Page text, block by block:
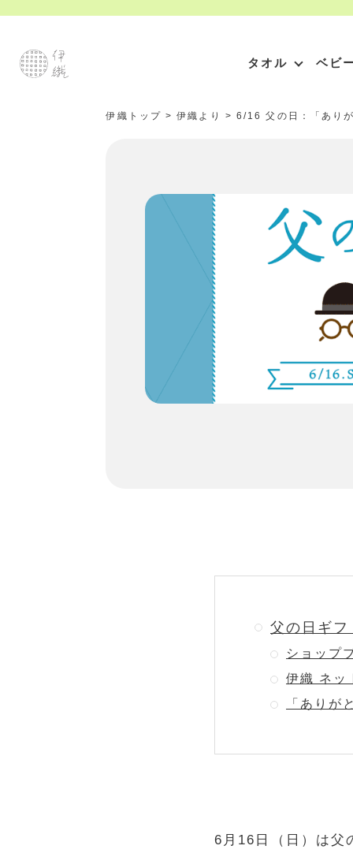
タオル ベビ
伊織トップ >伊織より > 6/16 父の日：「あり
父の日ギ
ショップ
伊織 ネッ
「ありが
6月16日（日）は父